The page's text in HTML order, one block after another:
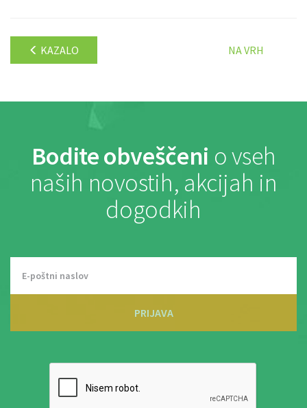
KAZALO NA VRH
Bodite obveščeni o vseh
naših novostih, akcijah in
dogodkih
PRIJAVA